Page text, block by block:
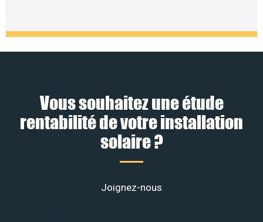
Vous souhaitez une étude
rentabilité de votre installation
solaire ?
Joignez-nous